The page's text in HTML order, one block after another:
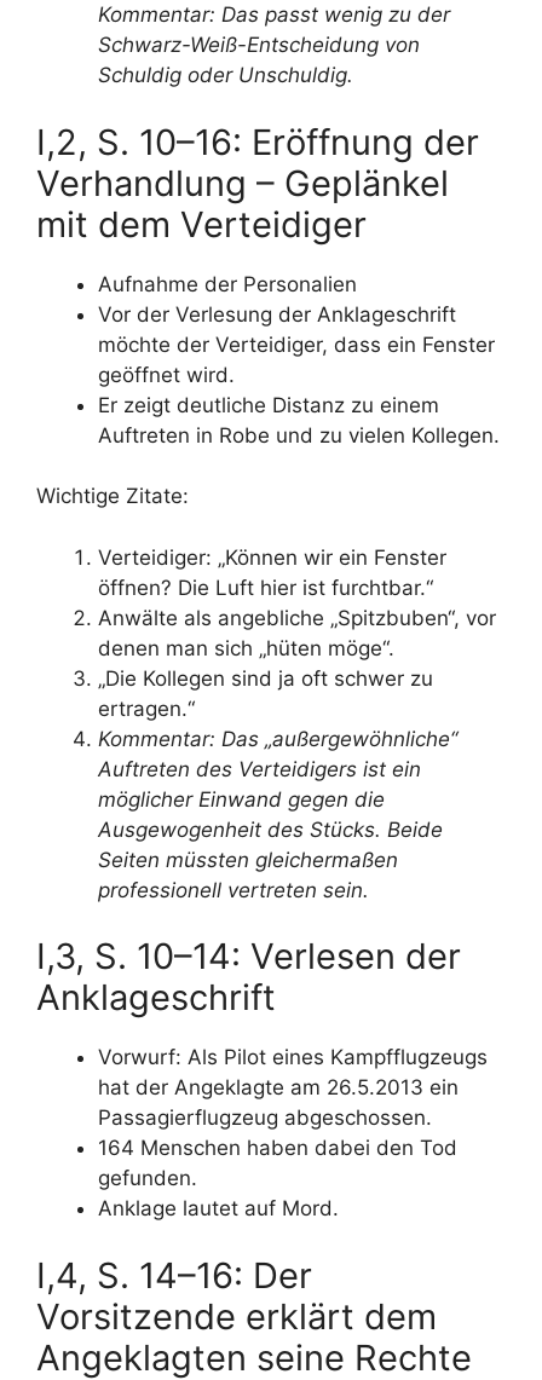
Kommentar: Das passt wenig zu der
Schwarz-Weiß-Entscheidung von
Schuldig oder Unschuldig.
I,2, S. 10–16: Eröffnung der
Verhandlung – Geplänkel
mit dem Verteidiger
Aufnahme der Personalien
Vor der Verlesung der Anklageschrift
möchte der Verteidiger, dass ein Fenster
geöffnet wird.
Er zeigt deutliche Distanz zu einem
Auftreten in Robe und zu vielen Kollegen.
Wichtige Zitate:
Verteidiger: „Können wir ein Fenster
öffnen? Die Luft hier ist furchtbar.“
Anwälte als angebliche „Spitzbuben“, vor
denen man sich „hüten möge“.
„Die Kollegen sind ja oft schwer zu
ertragen.“
Kommentar: Das „außergewöhnliche“
Auftreten des Verteidigers ist ein
möglicher Einwand gegen die
Ausgewogenheit des Stücks. Beide
Seiten müssten gleichermaßen
professionell vertreten sein.
I,3, S. 10–14: Verlesen der
Anklageschrift
Vorwurf: Als Pilot eines Kampfflugzeugs
hat der Angeklagte am 26.5.2013 ein
Passagierflugzeug abgeschossen.
164 Menschen haben dabei den Tod
gefunden.
Anklage lautet auf Mord.
I,4, S. 14–16: Der
Vorsitzende erklärt dem
Angeklagten seine Rechte